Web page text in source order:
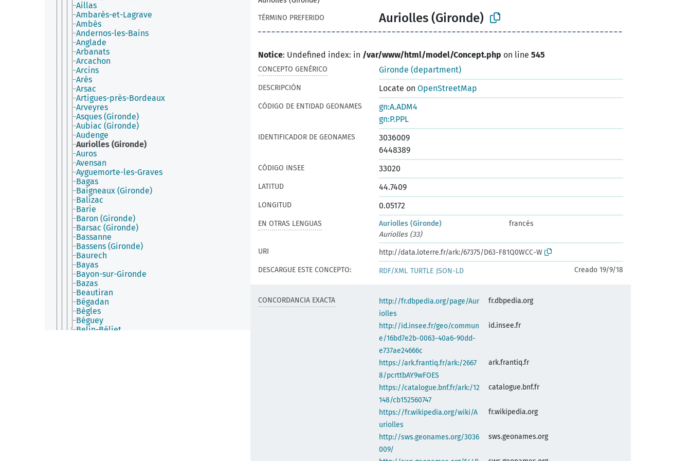
Aillas
Ambarès-et-Lagrave
Ambès
Andernos-les-Bains
Anglade
Arbanats
Arcachon
Arcins
Arès
Arsac
Artigues-près-Bordeaux
Arveyres
Asques (Gironde)
Aubiac (Gironde)
Audenge
Auriolles (Gironde)
Auros
Avensan
Ayguemorte-les-Graves
Bagas
Baigneaux (Gironde)
Balizac
Barie
Baron (Gironde)
Barsac (Gironde)
Bassanne
Bassens (Gironde)
Baurech
Bayas
Bayon-sur-Gironde
Bazas
Beautiran
Bégadan
Bègles
Béguey
Belin-Béliet
TÉRMINO PREFERIDO
Auriolles (Gironde)
Notice: Undefined index: in /var/www/html/model/Concept.php on line 545
CONCEPTO GENÉRICO Gironde (department)
DESCRIPCIÓN Locate on OpenStreetMap
CÓDIGO DE ENTIDAD GEONAMES
gn:A.ADM4
gn:P.PPL
IDENTIFICADOR DE GEONAMES
3036009
6448389
CÓDIGO INSEE 33020
LATITUD 44.7409
LONGITUD 0.05172
EN OTRAS LENGUAS Auriolles (Gironde)
francés
Auriolles (33)
URI
http://data.loterre.fr/ark:/67375/D63-F81Q0WCC-W
DESCARGUE ESTE CONCEPTO:
RDF/XML TURTLE JSON-LD Creado 19/9/18
CONCORDANCIA EXACTA
http://fr.dbpedia.org/page/Aur
iolles
fr.dbpedia.org
http://id.insee.fr/geo/commun
e/16bd7e2b-0063-40a6-90dd-
e737ae24666c
id.insee.fr
https://ark.frantiq.fr/ark:/2667
8/pcrttbAY9wFOES
ark.frantiq.fr
https://catalogue.bnf.fr/ark:/12
148/cb152560747
catalogue.bnf.fr
https://fr.wikipedia.org/wiki/A
uriolles
fr.wikipedia.org
http://sws.geonames.org/3036
009/
sws.geonames.org